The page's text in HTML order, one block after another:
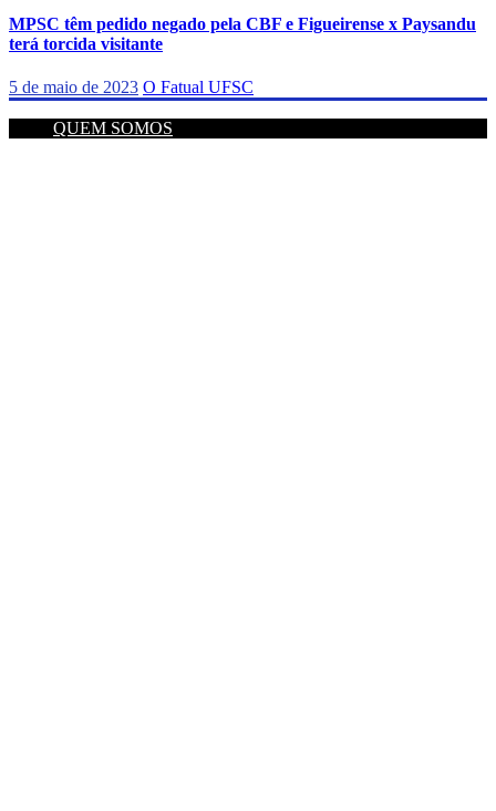
MPSC têm pedido negado pela CBF e Figueirense x Paysandu
terá torcida visitante
5 de maio de 2023 O Fatual UFSC
QUEM SOMOS